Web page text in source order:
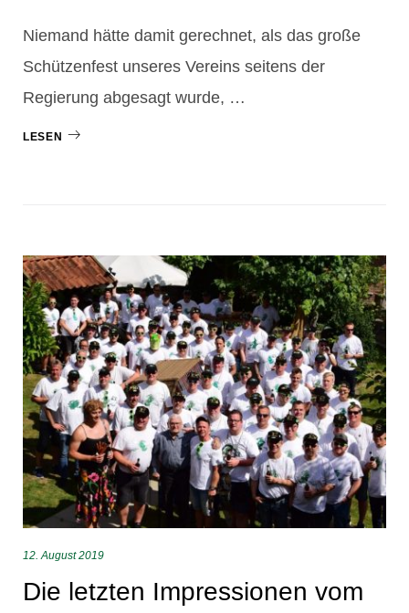
Niemand hätte damit gerechnet, als das große
Schützenfest unseres Vereins seitens der
Regierung abgesagt wurde, …
LESEN
12. August 2019
Die letzten Impressionen vom